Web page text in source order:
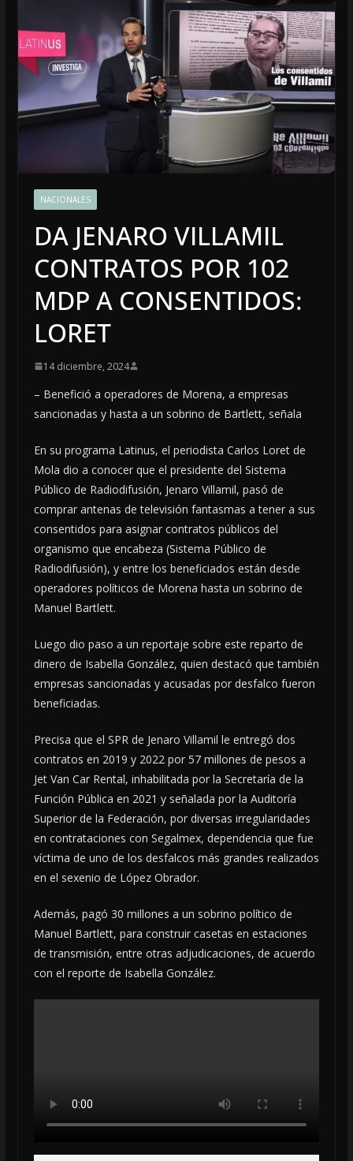
NACIONALES
DA JENARO VILLAMIL
CONTRATOS POR 102
MDP A CONSENTIDOS:
LORET
14 diciembre, 2024
– Benefició a operadores de Morena, a empresas
sancionadas y hasta a un sobrino de Bartlett, señala
En su programa Latinus, el periodista Carlos Loret de
Mola dio a conocer que el presidente del Sistema
Público de Radiodifusión, Jenaro Villamil, pasó de
comprar antenas de televisión fantasmas a tener a sus
consentidos para asignar contratos públicos del
organismo que encabeza (Sistema Público de
Radiodifusión), y entre los beneficiados están desde
operadores políticos de Morena hasta un sobrino de
Manuel Bartlett.
Luego dio paso a un reportaje sobre este reparto de
dinero de Isabella González, quien destacó que también
empresas sancionadas y acusadas por desfalco fueron
beneficiadas.
Precisa que el SPR de Jenaro Villamil le entregó dos
contratos en 2019 y 2022 por 57 millones de pesos a
Jet Van Car Rental, inhabilitada por la Secretaría de la
Función Pública en 2021 y señalada por la Auditoría
Superior de la Federación, por diversas irregularidades
en contrataciones con Segalmex, dependencia que fue
víctima de uno de los desfalcos más grandes realizados
en el sexenio de López Obrador.
Además, pagó 30 millones a un sobrino político de
Manuel Bartlett, para construir casetas en estaciones
de transmisión, entre otras adjudicaciones, de acuerdo
con el reporte de Isabella González.